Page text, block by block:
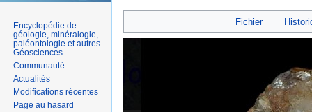
Fichier
Encyclopédie de
géologie, minéralogie,
paléontologie et autres
Géosciences
Communauté
Actualités
Modifications récentes
Page au hasard